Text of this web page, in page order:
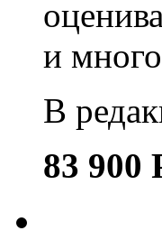
и
В
83 900